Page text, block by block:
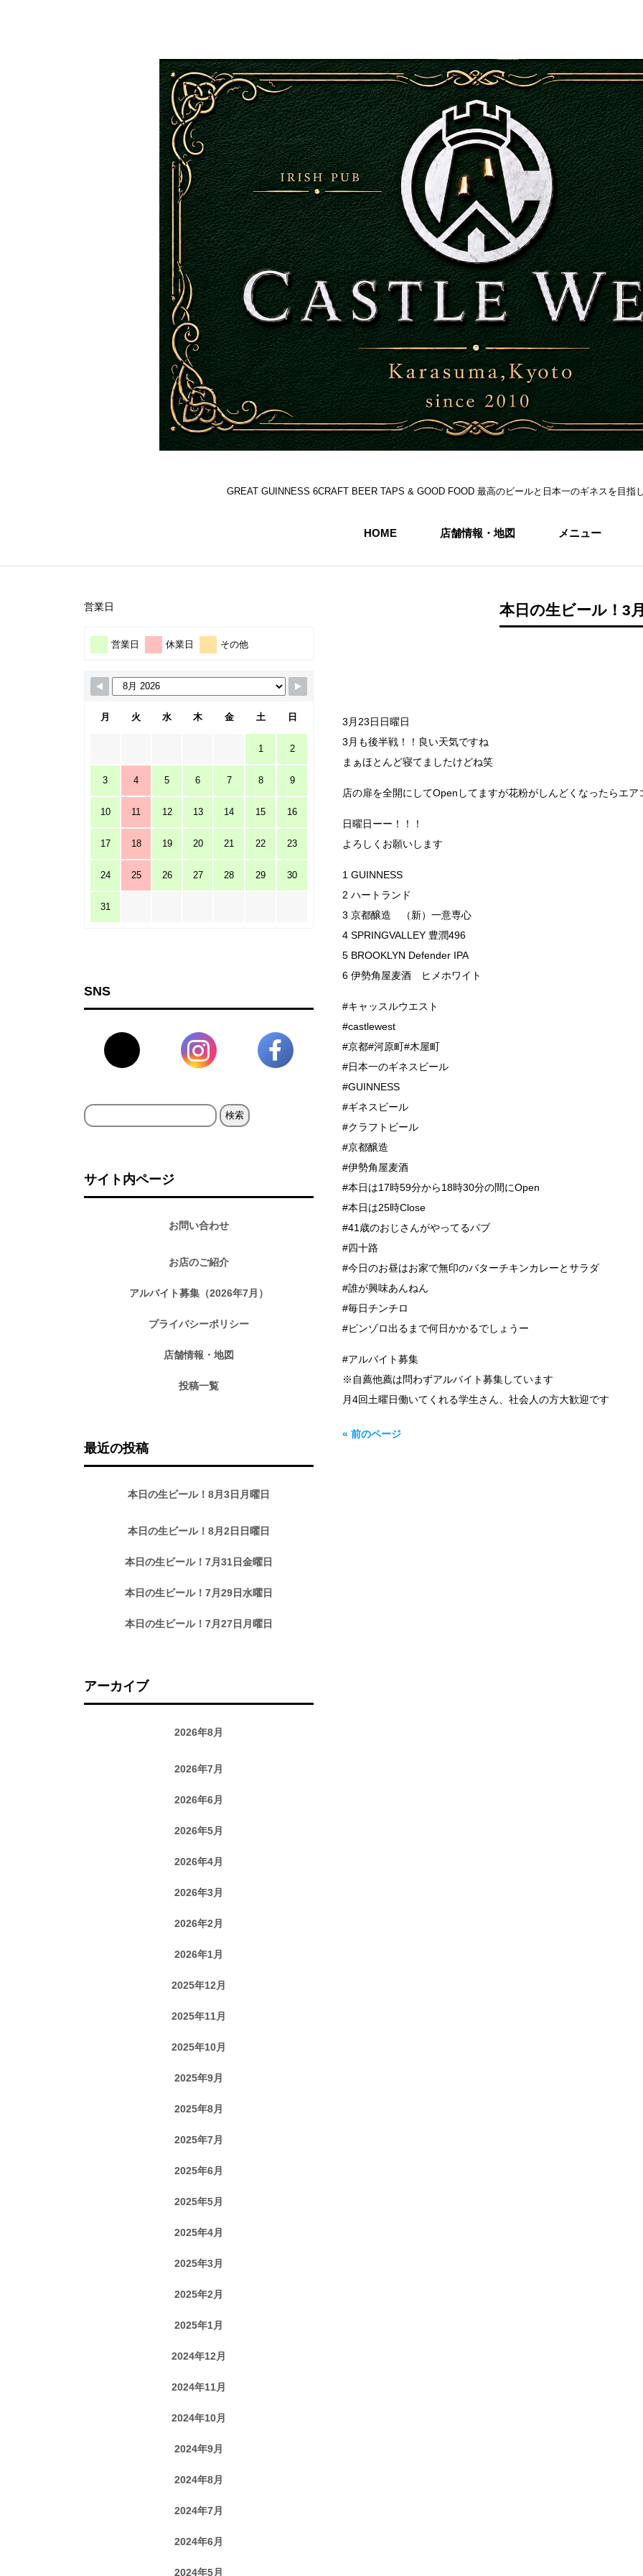
GREAT GUINNESS 6CRAFT BEER TAPS & GOOD FOOD 最高のビールと日本一のギネスを目指
HOME 店舗情報・地図 メニュー
本日の生ビール！3
3月23日日曜日
3月も後半戦！！良い天気ですね
まぁほとんど寝てましたけどね笑
店の扉を全開にしてOpenしてますが花粉がしんどくなったらエア
日曜日ーー！！！
よろしくお願いします
1 GUINNESS
2 ハートランド
3 京都醸造 （新）一意専心
4 SPRINGVALLEY 豊潤496
5 BROOKLYN Defender IPA
6 伊勢角屋麦酒 ヒメホワイト
#キャッスルウエスト
#castlewest
#京都#河原町#木屋町
#日本一のギネスビール
#GUINNESS
#ギネスビール
#クラフトビール
#京都醸造
#伊勢角屋麦酒
#本日は17時59分から18時30分の間にOpen
#本日は25時Close
#41歳のおじさんがやってるパブ
#四十路
#今日のお昼はお家で無印のバターチキンカレーとサラダ
#誰が興味あんねん
#毎日チンチロ
#ピンゾロ出るまで何日かかるでしょうー
#アルバイト募集
※自薦他薦は問わずアルバイト募集しています
月4回土曜日働いてくれる学生さん、社会人の方大歓迎です
« 前のページ
営業日
営業日 休業日 その他
月 火 水 木 金 土 日
1 2
3 4 5 6 7 8 9
10 11 12 13 14 15 16
17 18 19 20 21 22 23
24 25 26 27 28 29 30
31
SNS
検
サイト内ページ
お問い合わせ
お店のご紹介
アルバイト募集（2026年7月）
プライバシーポリシー
店舗情報・地図
投稿一覧
最近の投稿
本日の生ビール！8月3日月曜日
本日の生ビール！8月2日日曜日
本日の生ビール！7月31日金曜日
本日の生ビール！7月29日水曜日
本日の生ビール！7月27日月曜日
アーカイブ
2026年8月
2026年7月
2026年6月
2026年5月
2026年4月
2026年3月
2026年2月
2026年1月
2025年12月
2025年11月
2025年10月
2025年9月
2025年8月
2025年7月
2025年6月
2025年5月
2025年4月
2025年3月
2025年2月
2025年1月
2024年12月
2024年11月
2024年10月
2024年9月
2024年8月
2024年7月
2024年6月
2024年5月